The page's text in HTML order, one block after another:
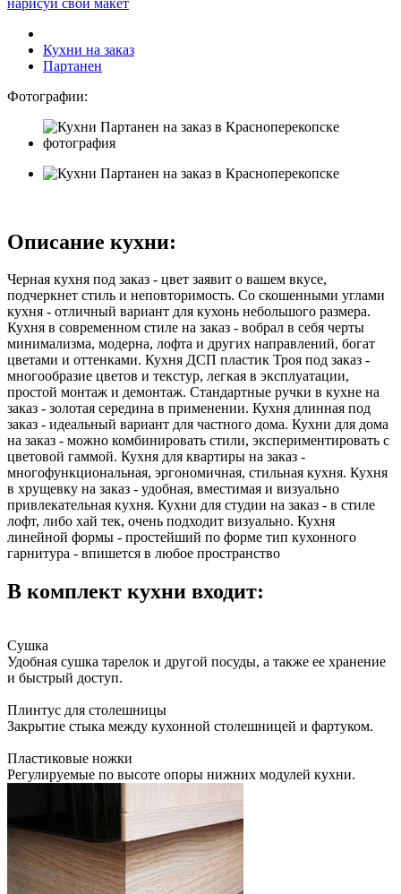
Кухни на заказ
Партанен
Фотографии:
Описание кухни:
Черная кухня под заказ - цвет заявит о вашем вкусе,
подчеркнет стиль и неповторимость. Со скошенными углами
кухня - отличный вариант для кухонь небольшого размера.
Кухня в современном стиле на заказ - вобрал в себя черты
минимализма, модерна, лофта и других направлений, богат
цветами и оттенками. Кухня ДСП пластик Троя под заказ -
многообразие цветов и текстур, легкая в эксплуатации,
простой монтаж и демонтаж. Стандартные ручки в кухне на
заказ - золотая середина в применении. Кухня длинная под
заказ - идеальный вариант для частного дома. Кухни для дома
на заказ - можно комбинировать стили, экспериментировать с
цветовой гаммой. Кухня для квартиры на заказ -
многофункциональная, эргономичная, стильная кухня. Кухня
в хрущевку на заказ - удобная, вместимая и визуально
привлекательная кухня. Кухни для студии на заказ - в стиле
лофт, либо хай тек, очень подходит визуально. Кухня
линейной формы - простейший по форме тип кухонного
гарнитура - впишется в любое пространство
В комплект кухни входит:
Сушка
Удобная сушка тарелок и другой посуды, а также ее хранение
и быстрый доступ.
Плинтус для столешницы
Закрытие стыка между кухонной столешницей и фартуком.
Пластиковые ножки
Регулируемые по высоте опоры нижних модулей кухни.